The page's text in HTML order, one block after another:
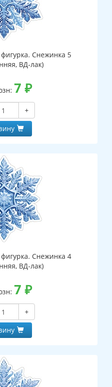
Снежинка 5
ВД-лак)
7 ₽
+
Снежинка 4
ВД-лак)
7 ₽
+